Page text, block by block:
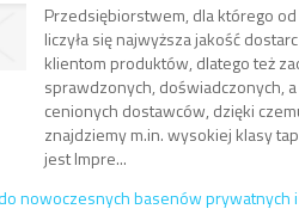
Przedsiębiorstwem, dla którego
liczyła się najwyższa jakość
klientom produktów, dlatego też
sprawdzonych, doświadczonych,
cenionych dostawców, dzięki
znajdziemy m.in. wysokiej klasy
jest Impre...
nowoczesnych basenów prywatnych